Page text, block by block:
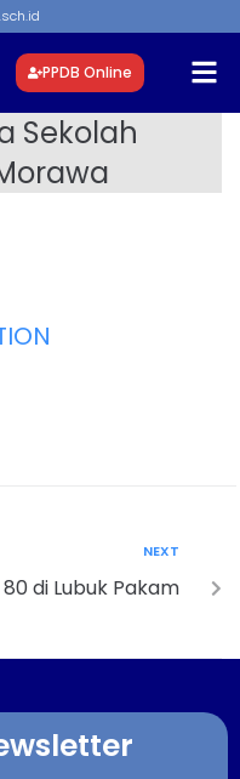
PPDB Online
Sekolah
NEXT
80 di Lubuk Pakam